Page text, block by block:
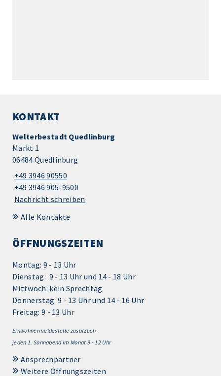
KONTAKT
Welterbestadt Quedlinburg
Markt 1
06484 Quedlinburg
+49 3946 90550
+49 3946 905-9500
Nachricht schreiben
Alle Kontakte
ÖFFNUNGSZEITEN
Montag: 9 - 13 Uhr
Dienstag: 9 - 13 Uhr und 14 - 18 Uhr
Mittwoch: kein Sprechtag
Donnerstag: 9 - 13 Uhr und 14 - 16 Uhr
Freitag: 9 - 13 Uhr
Einwohnermeldestelle zusätzlich
jeden 1. Sonnabend im Monat 9 - 12 Uhr
Ansprechpartner
Weitere Öffnungszeiten